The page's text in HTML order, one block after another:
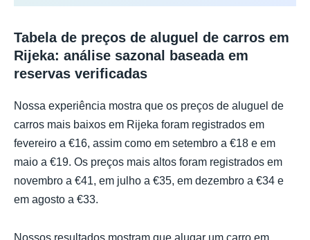
Tabela de preços de aluguel de carros em
Rijeka: análise sazonal baseada em
reservas verificadas
Nossa experiência mostra que os preços de aluguel de
carros mais baixos em Rijeka foram registrados em
fevereiro a €16, assim como em setembro a €18 e em
maio a €19. Os preços mais altos foram registrados em
novembro a €41, em julho a €35, em dezembro a €34 e
em agosto a €33.
Nossos resultados mostram que alugar um carro em